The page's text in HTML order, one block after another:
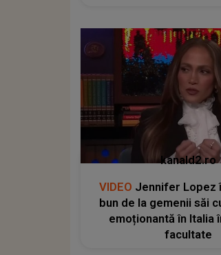
kanald2.ro
VIDEO Jennifer Lopez
bun de la gemenii săi
emoționantă în Italia
facultate